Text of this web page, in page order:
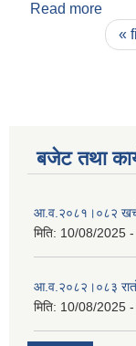
Read more
«
बजेट तथा
आ‍.व.२०८१।०८२
मिति: 10/08/2025
आ‍.व.२०८२।०८३
मिति: 10/08/2025